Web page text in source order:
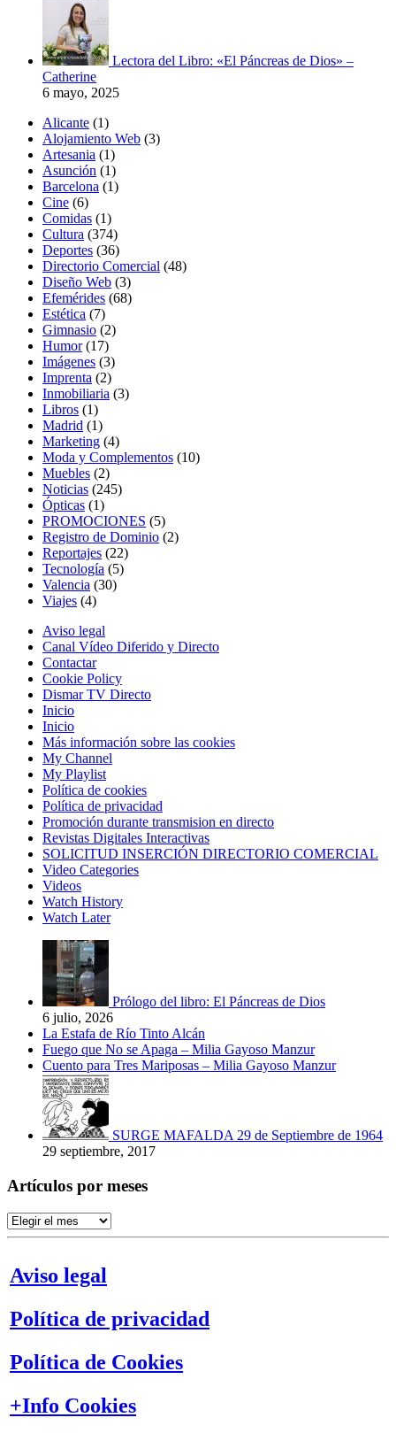
Lectora del Libro: «El Páncreas de Dios» –
Catherine
6 mayo, 2025
Alicante (1)
Alojamiento Web (3)
Artesania (1)
Asunción (1)
Barcelona (1)
Cine (6)
Comidas (1)
Cultura (374)
Deportes (36)
Directorio Comercial (48)
Diseño Web (3)
Efemérides (68)
Estética (7)
Gimnasio (2)
Humor(17)
Imágenes (3)
Imprenta (2)
Inmobiliaria (3)
Libros (1)
Madrid (1)
Marketing (4)
Moda y Complementos (10)
Muebles (2)
Noticias (245)
Ópticas (1)
PROMOCIONES (5)
Registro de Dominio (2)
Reportajes (22)
Tecnología (5)
Valencia (30)
Viajes (4)
Aviso legal
Canal Vídeo Diferido y Directo
Contactar
Cookie Policy
Dismar TV Directo
Inicio
Inicio
Más información sobre las cookies
My Channel
My Playlist
Política de cookies
Política de privacidad
Promoción durante transmision en directo
Revistas Digitales Interactivas
SOLICITUD INSERCIÓN DIRECTORIO COMERCIAL
Video Categories
Videos
Watch History
Watch Later
Prólogo del libro: El Páncreas de Dios
6 julio, 2026
La Estafa de Río Tinto Alcán
Fuego que No se Apaga – Milia Gayoso Manzur
Cuento para Tres Mariposas – Milia Gayoso Manzur
SURGE MAFALDA 29 de Septiembre de 1964
29 septiembre, 2017
Artículos por meses
Artículos
por
Aviso legal
Política de privacidad
Política de Cookies
+Info Cookies